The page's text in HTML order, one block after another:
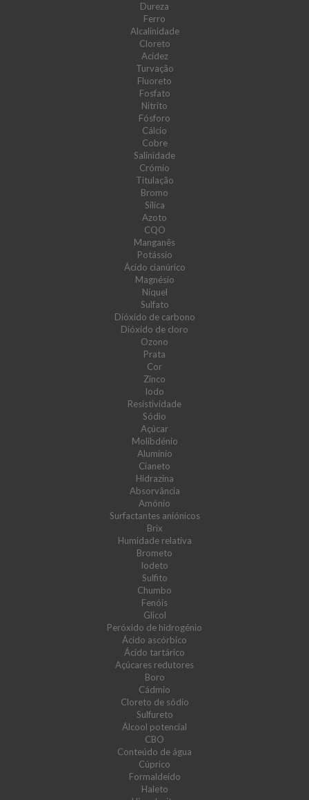
Dureza
Ferro
Alcalinidade
Cloreto
Acidez
Turvação
Fluoreto
Fosfato
Nitrito
Fósforo
Cálcio
Cobre
Salinidade
Crómio
Titulação
Bromo
Sílica
Azoto
CQO
Manganês
Potássio
Ácido cianúrico
Magnésio
Níquel
Sulfato
Dióxido de carbono
Dióxido de cloro
Ozono
Prata
Cor
Zinco
Iodo
Resistividade
Sódio
Açúcar
Molibdénio
Alumínio
Cianeto
Hidrazina
Absorvância
Amónio
Surfactantes aniónicos
Brix
Humidade relativa
Brometo
Iodeto
Sulfito
Chumbo
Fenóis
Glicol
Peróxido de hidrogénio
Ácido ascórbico
Ácido tartárico
Açúcares redutores
Boro
Cádmio
Cloreto de sódio
Sulfureto
Álcool potencial
CBO
Conteúdo de água
Cúprico
Formaldeído
Haleto